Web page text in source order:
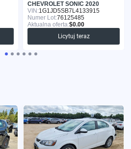
CHEVROLET SONIC 2020
VIN:1G1JD5SB7L4133915
Numer Lot:76125485
Aktualna oferta:$0.00
Licytuj teraz